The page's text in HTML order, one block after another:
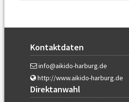
Kontaktdaten
info@aikido-harburg.de
http://www.aikido-harburg.de
Direktanwahl